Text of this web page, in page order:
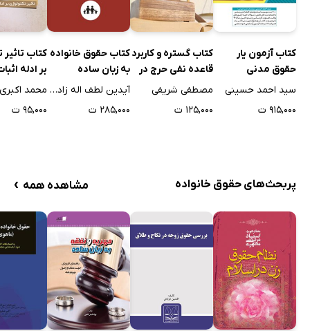
کتاب آزمون یار
حقوق مدنی
سید احمد حسینی
۹۱۵,۰۰۰ ت
کتاب گستره و کاربرد
قاعده نفی حرج در
طلاق
مصطفی شریفی
۱۲۵,۰۰۰ ت
کتاب حقوق خانواده
به زبان ساده
آیدین لطف اله زادگان
۲۸۵,۰۰۰ ت
کتاب تاثیر
بر ادله
محمد اکبری
۹۵,۰۰۰ ت
پربحث‌های حقوق خانواده مشاهده همه ›